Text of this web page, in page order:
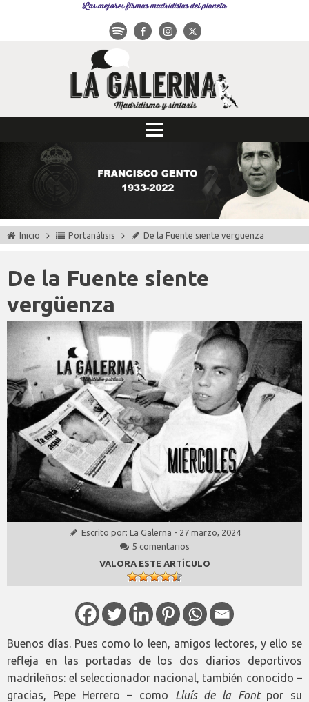
Las mejores firmas madridistas del planeta
Inicio Portanálisis De la Fuente siente vergüenza
De la Fuente siente
vergüenza
Escrito por: La Galerna - 27 marzo, 2024
5 comentarios
VALORA ESTE ARTÍCULO
Buenos días. Pues como lo leen, amigos lectores, y ello se
refleja en las portadas de los dos diarios deportivos
madrileños: el seleccionador nacional, también conocido –
gracias, Pepe Herrero – como Lluís de la Fontpor su